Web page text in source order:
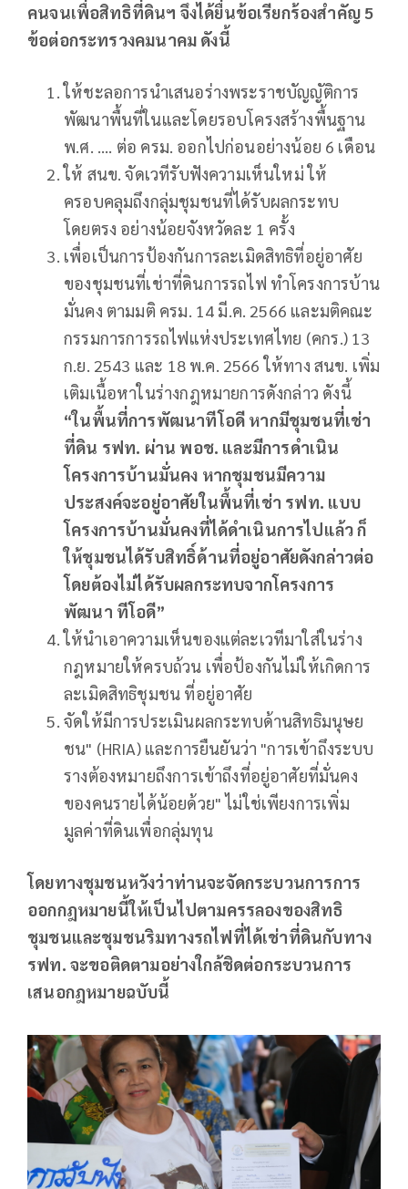
คนจนเพื่อสิทธิที่ดินฯ จึงได้ยื่นข้อเรียกร้องสำคัญ 5
ข้อต่อกระทรวงคมนาคม ดังนี้
ให้ชะลอการนำเสนอร่างพระราชบัญญัติการ
พัฒนาพื้นที่ในและโดยรอบโครงสร้างพื้นฐาน
พ.ศ. .... ต่อ ครม. ออกไปก่อนอย่างน้อย 6 เดือน
ให้ สนข. จัดเวทีรับฟังความเห็นใหม่ ให้
ครอบคลุมถึงกลุ่มชุมชนที่ได้รับผลกระทบ
โดยตรง อย่างน้อยจังหวัดละ 1 ครั้ง
เพื่อเป็นการป้องกันการละเมิดสิทธิที่อยู่อาศัย
ของชุมชนที่เช่าที่ดินการรถไฟ ทำโครงการบ้าน
มั่นคง ตามมติ ครม. 14 มี.ค. 2566 และมติคณะ
กรรมการการรถไฟแห่งประเทศไทย (คกร.) 13
ก.ย. 2543 และ 18 พ.ค. 2566 ให้ทาง สนข. เพิ่ม
เติมเนื้อหาในร่างกฎหมายการดังกล่าว ดังนี้
“ในพื้นที่การพัฒนาทีโอดี หากมีชุมชนที่เช่า
ที่ดิน รฟท. ผ่าน พอช. และมีการดำเนิน
โครงการบ้านมั่นคง หากชุมชนมีความ
ประสงค์จะอยู่อาศัยในพื้นที่เช่า รฟท. แบบ
โครงการบ้านมั่นคงที่ได้ดำเนินการไปแล้วก็
ให้ชุมชนได้รับสิทธิ์ด้านที่อยู่อาศัยดังกล่าวต่อ
โดยต้องไม่ได้รับผลกระทบจากโครงการ
พัฒนา ทีโอดี”
ให้นำเอาความเห็นของแต่ละเวทีมาใส่ในร่าง
กฎหมายให้ครบถ้วน เพื่อป้องกันไม่ให้เกิดการ
ละเมิดสิทธิชุมชน ที่อยู่อาศัย
จัดให้มีการประเมินผลกระทบด้านสิทธิมนุษย
ชน" (HRIA) และการยืนยันว่า "การเข้าถึงระบบ
รางต้องหมายถึงการเข้าถึงที่อยู่อาศัยที่มั่นคง
ของคนรายได้น้อยด้วย" ไม่ใช่เพียงการเพิ่ม
มูลค่าที่ดินเพื่อกลุ่มทุน
โดยทางชุมชนหวังว่าท่านจะจัดกระบวนการการ
ออกกฎหมายนี้ให้เป็นไปตามครรลองของสิทธิ
ชุมชนและชุมชนริมทางรถไฟที่ได้เช่าที่ดินกับทาง
รฟท. จะขอติดตามอย่างใกล้ชิดต่อกระบวนการ
เสนอกฎหมายฉบับนี้